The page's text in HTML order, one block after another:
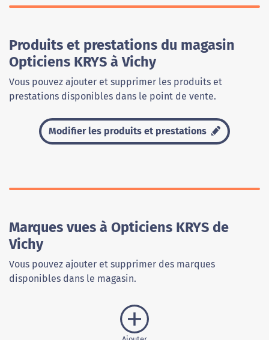
Produits et prestations du magasin
Opticiens KRYS à Vichy
Vous pouvez ajouter et supprimer les produits et
prestations disponibles dans le point de vente.
Modifier les produits et prestations
Marques vues à Opticiens KRYS de
Vichy
Vous pouvez ajouter et supprimer des marques
disponibles dans le magasin.